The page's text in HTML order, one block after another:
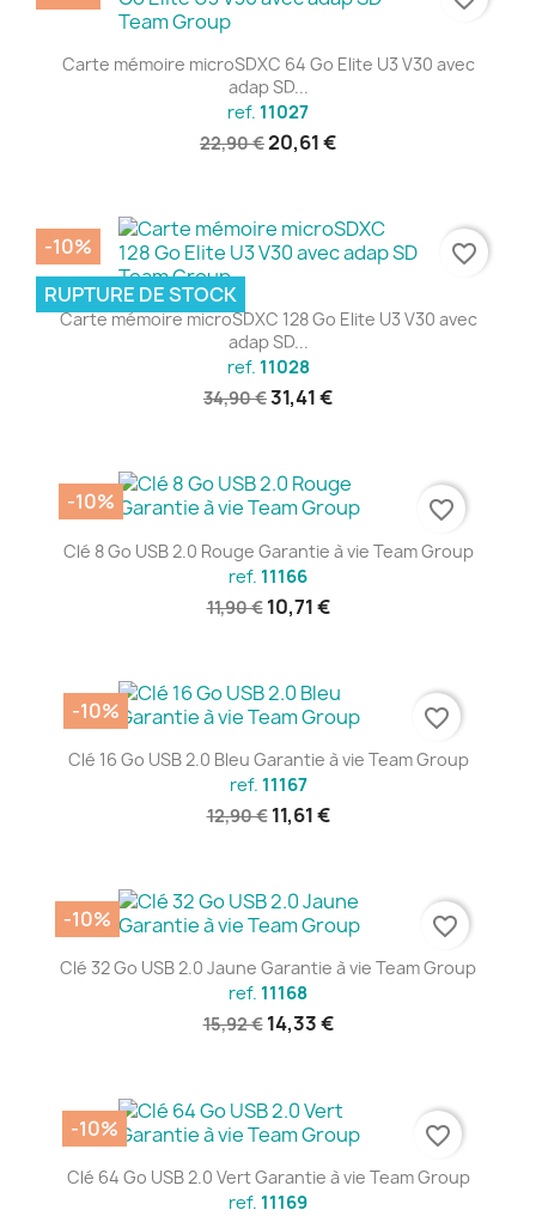
Carte mémoire microSDXC 64 Go Elite U3 V30 avec
adap SD...
ref. 11027
22,90 €20,61 €
Carte mémoire microSDXC 128 Go Elite U3 V30 avec
adap SD...
ref. 11028
34,90 €31,41 €
-10%
RUPTURE DE STOCK
favorite_border
Clé 8 Go USB 2.0 Rouge Garantie à vie Team Group
ref. 11166
11,90 € 10,71 €
-10% favorite_border
Clé 16 Go USB 2.0 Bleu Garantie à vie Team Group
ref. 11167
12,90 € 11,61 €
-10% favorite_border
Clé 32 Go USB 2.0 Jaune Garantie à vie Team Group
ref. 11168
15,92 € 14,33 €
-10% favorite_border
Clé 64 Go USB 2.0 Vert Garantie à vie Team Group
ref. 11169
-10% favorite_border